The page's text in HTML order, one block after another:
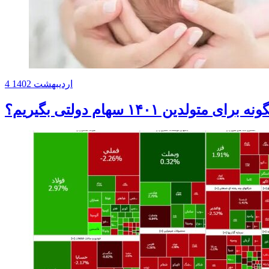
4 اردیبهشت 1402
برای متولدین ۱۴۰۱ سهام دولتی بگیریم؟